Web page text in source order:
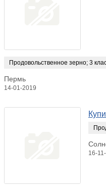
Продовольственное зерно; 3
Пермь
14-01-2019
16-